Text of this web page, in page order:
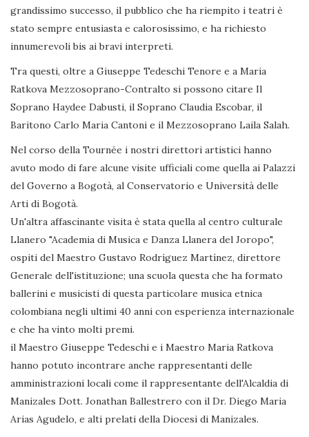
grandissimo successo, il pubblico che ha riempito i teatri è
stato sempre entusiasta e calorosissimo, e ha richiesto
innumerevoli bis ai bravi interpreti.
Tra questi, oltre a Giuseppe Tedeschi Tenore e a Maria
Ratkova Mezzosoprano-Contralto si possono citare Il
Soprano Haydee Dabusti, il Soprano Claudia Escobar, il
Baritono Carlo Maria Cantoni e il Mezzosoprano Laila Salah.
Nel corso della Tournée i nostri direttori artistici hanno
avuto modo di fare alcune visite ufficiali come quella ai Palazzi
del Governo a Bogotà, al Conservatorio e Università delle
Arti di Bogotà.
Un'altra affascinante visita è stata quella al centro culturale
Llanero "Academia di Musica e Danza Llanera del Joropo",
ospiti del Maestro Gustavo Rodríguez Martínez, direttore
Generale dell'istituzione; una scuola questa che ha formato
ballerini e musicisti di questa particolare musica etnica
colombiana negli ultimi 40 anni con esperienza internazionale
e che ha vinto molti premi.
il Maestro Giuseppe Tedeschi e i Maestro Maria Ratkova
hanno potuto incontrare anche rappresentanti delle
amministrazioni locali come il rappresentante dell'Alcaldia di
Manizales Dott. Jonathan Ballestrero con il Dr. Diego Maria
Arias Agudelo, e alti prelati della Diocesi di Manizales.